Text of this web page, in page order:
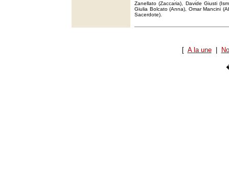
Zanellato (Zaccaria), Davide Giusti
Giulia Bolcato (Anna), Omar Mancini
Sacerdote).
[ A la une|